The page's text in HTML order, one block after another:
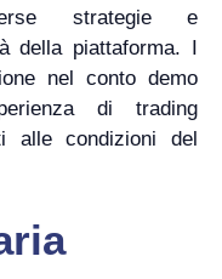
strategie e
della piattaforma. I
nel conto demo
di trading
alle condizioni del